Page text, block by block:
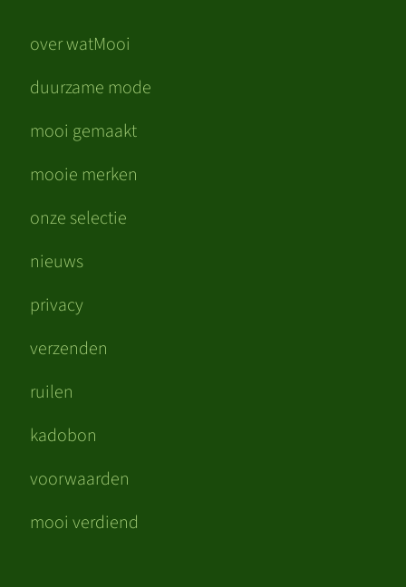
over watMooi
duurzame mode
mooi gemaakt
mooie merken
onze selectie
nieuws
privacy
verzenden
ruilen
kadobon
voorwaarden
mooi verdiend